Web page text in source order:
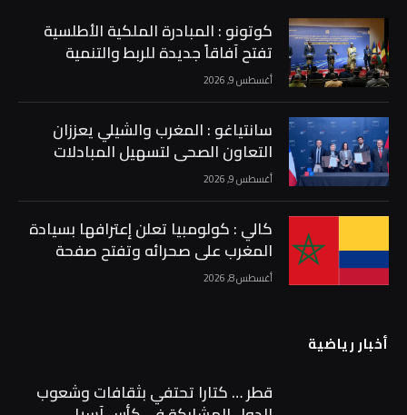
كوتونو : المبادرة الملكية الأطلسية
تفتح آفاقاً جديدة للربط والتنمية
والتكامل في إفريقيا …
أغسطس 9, 2026
سانتياغو : المغرب والشيلي يعززان
التعاون الصحي لتسهيل المبادلات
الفلاحية والغذائية …
أغسطس 9, 2026
كالي : كولومبيا تعلن إعترافها بسيادة
المغرب على صحرائه وتفتح صفحة
جديدة في العلاقات الثنائية …
أغسطس 8, 2026
أخبار رياضية
قطر … كتارا تحتفي بثقافات وشعوب